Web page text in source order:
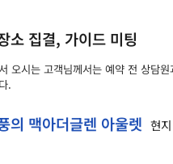
소 집결, 가이드 미팅
오시는 고객님께서는 예약 전 상담
.
의 맥아더글렌 아울렛 현